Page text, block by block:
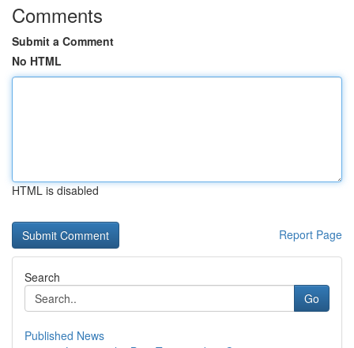
Comments
Submit a Comment
No HTML
HTML is disabled
Report Page
Search
Go
Published News